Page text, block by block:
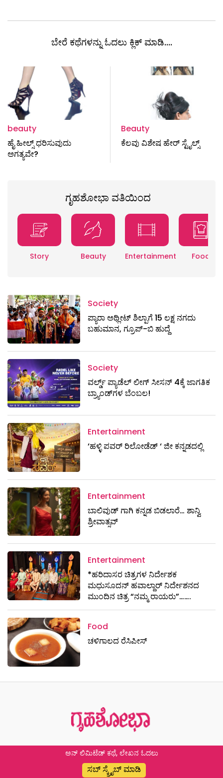
ಬೇರೆ ಕಥೆಗಳನ್ನು ಓದಲು ಕ್ಲಿಕ್ ಮಾಡಿ....
beauty
ಹೈ ಹೀಲ್ಸ್ ಧರಿಸುವುದು
ಅಗತ್ಯವೇ?
Beauty
ಕೆಲವು ವಿಶೇಷ ಹೇರ್ ಸ್ಟೈಲ್ಸ್
ಗೃಹಶೋಭಾ ವತಿಯಿಂದ
Story Beauty Entertainment Food
Society
ಪ್ಯಾರಾ ಅಥ್ಲೀಟ್ ಶಿಲ್ಪಾಗೆ 15 ಲಕ್ಷ ನಗದು
ಬಹುಮಾನ, ಗ್ರೂಪ್-ಬಿ ಹುದ್ದೆ
Society
ವರ್ಲ್ಡ್ ಪ್ಯಾಡೆಲ್ ಲೀಗ್ ಸೀಸನ್ 4ಕ್ಕೆ ಜಾಗತಿಕ
ಬ್ರ್ಯಾಂಡ್‌ಗಳ ಬೆಂಬಲ!
Entertainment
‘ಹಳ್ಳಿ ಪವರ್ ರಿಲೋಡೆಡ್ ‘ ಜೀ ಕನ್ನಡದಲ್ಲಿ
Entertainment
ಬಾಲಿವುಡ್ ಗಾಗಿ ಕನ್ನಡ ಬಿಡಲಾರೆ… ಶಾನ್ವಿ
ಶ್ರೀವಾತ್ಸವ್
Entertainment
*ಹರಿದಾಸರ ಚಿತ್ರಗಳ ನಿರ್ದೇಶಕ
ಮಧುಸೂದನ್ ಹವಾಲ್ದಾರ್ ನಿರ್ದೇಶನದ
ಮುಂದಿನ ಚಿತ್ರ “ನಮ್ಮ ರಾಯರು”…….
Food
ಚಳಿಗಾಲದ ರೆಸಿಪೀಸ್
ಅನ್ ಲಿಮಿಟೆಡ್ ಕಥೆ, ಲೇಖನ ಓದಲು
ಸಬ್ ಸ್ಕ್ರೈಬ್ ಮಾಡಿ